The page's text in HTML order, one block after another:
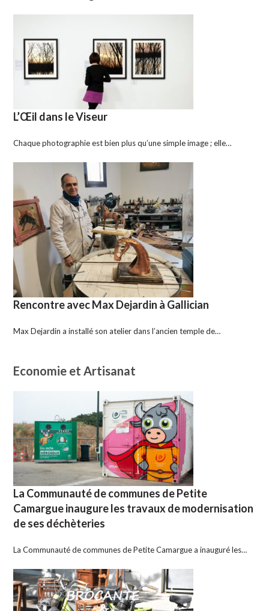
L’Œil dans le Viseur
Chaque photographie est bien plus qu’une simple image ; elle…
Rencontre avec Max Dejardin à Gallician
Max Dejardin a installé son atelier dans l’ancien temple de…
Economie et Artisanat
La Communauté de communes de Petite
Camargue inaugure les travaux de modernisation
de ses déchèteries
La Communauté de communes de Petite Camargue a inauguré les…